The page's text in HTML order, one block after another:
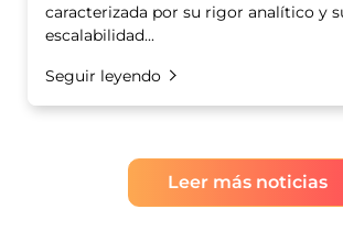
caracterizada por su rigor analítico y
escalabilidad...
Seguir leyendo
Leer más noticias